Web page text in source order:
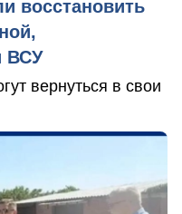
восстановить
ВСУ
вернуться в свои